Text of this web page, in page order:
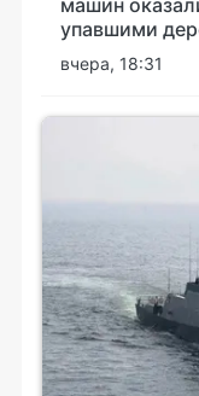
упавшими
вчера, 18:31